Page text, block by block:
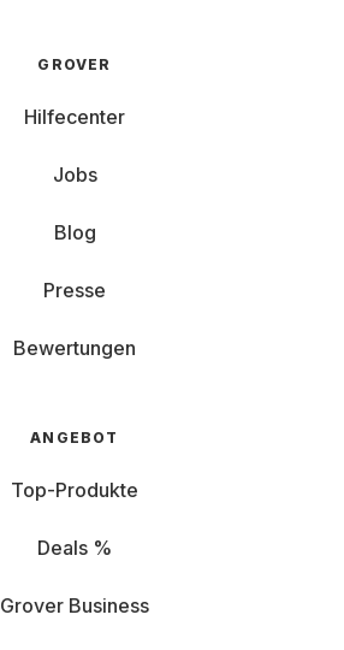
GROVER
Hilfecenter
Jobs
Blog
Presse
Bewertungen
ANGEBOT
Top-Produkte
Deals %
Grover Business